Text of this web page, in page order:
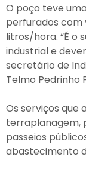
O poço teve
perfurados com
litros/hora. “É o
industrial e
secretário de
Telmo Pedrinho
Os serviços que
terraplanagem,
passeios
abastecimento